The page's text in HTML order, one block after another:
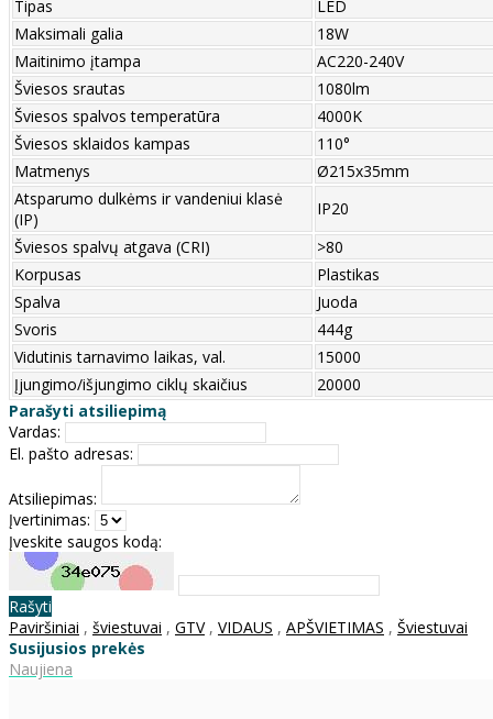
Tipas
LED
Maksimali galia
18W
Maitinimo įtampa
AC220-240V
Šviesos srautas
1080lm
Šviesos spalvos temperatūra
4000K
Šviesos sklaidos kampas
110°
Matmenys
Ø215x35mm
Atsparumo dulkėms ir vandeniui klasė
(IP)
IP20
Šviesos spalvų atgava (CRI)
>80
Korpusas
Plastikas
Spalva
Juoda
Svoris
444g
Vidutinis tarnavimo laikas, val.
15000
Įjungimo/išjungimo ciklų skaičius
20000
Parašyti atsiliepimą
Vardas:
El. pašto adresas:
Atsiliepimas:
Įvertinimas:
Įveskite saugos kodą:
Rašyti
Paviršiniai , šviestuvai , GTV, VIDAUS , APŠVIETIMAS , Šviestuvai
Susijusios prekės
Naujiena